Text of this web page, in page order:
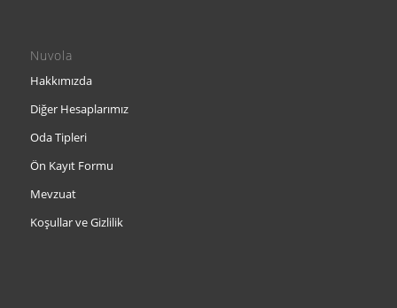
Nuvola
Hakkımızda
Diğer Hesaplarımız
Oda Tipleri
Ön Kayıt Formu
Mevzuat
Koşullar ve Gizlilik